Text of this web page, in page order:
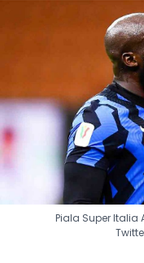
Piala Super Italia